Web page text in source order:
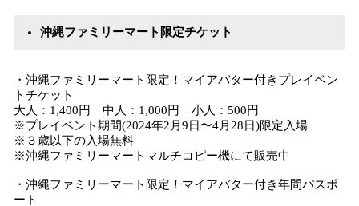
沖縄ファミリーマート限定チケット
・沖縄ファミリーマート限定！マイアバター付きプレイベン
トチケット
大人：1,400円 中人：1,000円 小人：500円
※プレイベント期間(2024年2月9日〜4月28日)限定入場
※３歳以下の入場無料
※沖縄ファミリーマートマルチコピー機にて販売中
・沖縄ファミリーマート限定！マイアバター付き年間パスポ
ート